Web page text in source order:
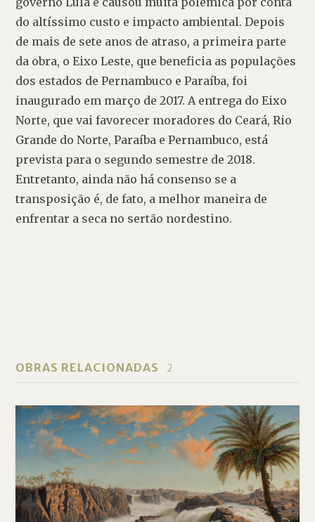
do altíssimo custo e impacto ambiental. Depois
de mais de sete anos de atraso, a primeira parte
da obra, o Eixo Leste, que beneficia as populações
dos estados de Pernambuco e Paraíba, foi
inaugurado em março de 2017. A entrega do Eixo
Norte, que vai favorecer moradores do Ceará, Rio
Grande do Norte, Paraíba e Pernambuco, está
prevista para o segundo semestre de 2018.
Entretanto, ainda não há consenso se a
transposição é, de fato, a melhor maneira de
enfrentar a seca no sertão nordestino.
OBRAS RELACIONADAS 2